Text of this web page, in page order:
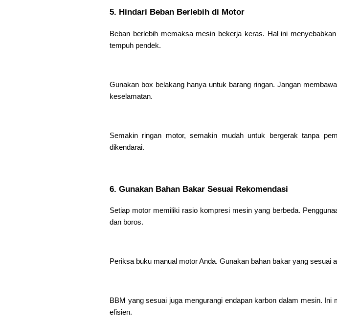
5. Hindari Beban Berlebih di Motor
Beban berlebih memaksa mesin bekerja keras. Hal ini
tempuh pendek.
Gunakan box belakang hanya untuk barang ringan. Jangan
keselamatan.
Semakin ringan motor, semakin mudah untuk bergerak tanpa
dikendarai.
6. Gunakan Bahan Bakar Sesuai Rekomendasi
Setiap motor memiliki rasio kompresi mesin yang berbeda.
dan boros.
Periksa buku manual motor Anda. Gunakan bahan bakar yang sesuai
BBM yang sesuai juga mengurangi endapan karbon dalam mesin.
efisien.